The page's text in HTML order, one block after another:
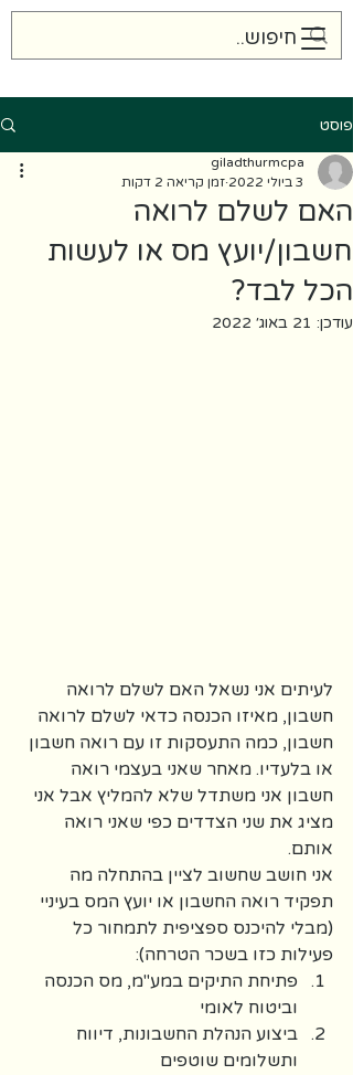
פוסט
האם לשלם לרואה
חשבון/יועץ מס או לעשות
הכל לבד?
giladthurmcpa
3 ביולי 2022
זמן קריאה 2 דקות
עודכן: 21 באוג׳ 2022
לעיתים אני נשאל האם לשלם לרואה
חשבון, מאיזו הכנסה כדאי לשלם לרואה
חשבון, כמה התעסקות זו עם רואה חשבון
או בלעדיו. מאחר שאני בעצמי רואה
חשבון אני משתדל שלא להמליץ אבל אני
מציג את שני הצדדים כפי שאני רואה
אותם.
אני חושב שחשוב לציין בהתחלה מה
תפקיד רואה החשבון או יועץ המס בעיניי
(מבלי להיכנס ספציפית לתמחור כל
פעילות כזו בשכר הטרחה):
פתיחת התיקים במע"מ, מס הכנסה
וביטוח לאומי
ביצוע הנהלת החשבונות, דיווח
ותשלומים שוטפים